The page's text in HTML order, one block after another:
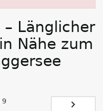
– Länglicher
Nähe zum
9